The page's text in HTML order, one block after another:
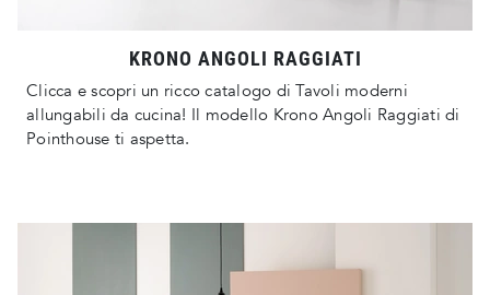
KRONO ANGOLI RAGGIATI
Clicca e scopri un ricco catalogo di Tavoli moderni
allungabili da cucina! Il modello Krono Angoli Raggiati di
Pointhouse ti aspetta.